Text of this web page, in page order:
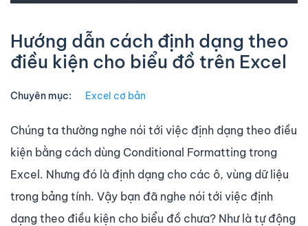
Hướng dẫn cách định dạng theo
điều kiện cho biểu đồ trên Excel
Chuyên mục: Excel cơ bản
Chúng ta thường nghe nói tới việc định dạng theo điều
kiện bằng cách dùng Conditional Formatting trong
Excel. Nhưng đó là định dạng cho các ô, vùng dữ liệu
trong bảng tính. Vậy bạn đã nghe nói tới việc định
dạng theo điều kiện cho biểu đồ chưa? Như là tự động